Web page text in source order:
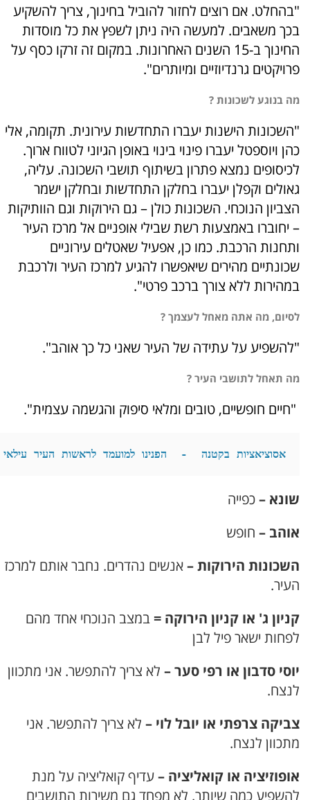
"בהחלט. אם רוצים לחזור להוביל בחינוך, צריך להשקיע
בכך משאבים. למעשה היה ניתן לשפץ את כל מוסדות
החינוך ב-15 השנים האחרונות. במקום זה זרקו כסף על
פרויקטים גרנדיוזיים ומיותרים".
מה בנוגע לשכונות ?
"השכונות הישנות יעברו התחדשות עירונית. תקומה, אלי
כהן ויוספטל יעברו פינוי בינוי באופן הגיוני לטווח ארוך.
לכיסופים נמצא פתרון בשיתוף תושבי השכונה. עליה,
גאולים וקפלן יעברו בחלקן התחדשות ובחלקן ישמר
הצביון הנוכחי. השכונות כולן – גם הירוקות וגם הוותיקות
– יחוברו באמצעות רשת שבילי אופניים אל מרכז העיר
ותחנות הרכבת. כמו כן, אפעיל שאטלים עירוניים
שכונתיים מהירים שיאפשרו להגיע למרכז העיר ולרכבת
במהירות ללא צורך ברכב פרטי".
לסיום, מה אתה מאחל לעצמך ?
"להשפיע על עתידה של העיר שאני כל כך אוהב".
מה תאחל לתושבי העיר ?
"חיים חופשיים, טובים ומלאי סיפוק והגשמה עצמית".
אסוציאציות בקטנה  -  הפנינו למועמד לראשות העיר
שונא –כפייה
אוהב – חופש
השכונות הירוקות –אנשים נהדרים. נחבר אותם למרכז
העיר.
קניון ג' או קניון הירוקה =במצב הנוכחי אחד מהם
לפחות ישאר פיל לבן
יוסי סדבון או רפי סער – לא צריך להתפשר. אני מתכוון
לנצח.
צביקה צרפתי או יובל לוי – לא צריך להתפשר. אני
מתכוון לנצח.
אופוזיציה או קואליציה –עדיף קואליציה על מנת
להשפיע כמה שיותר. לא מפחד גם משירות התושבים